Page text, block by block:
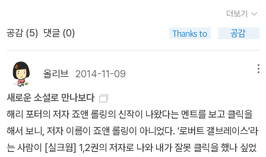
에 대하여서 초연한 것으로 보이기를 원하고 있지만 실질적으로는 그
러한 것에 좌우가 되어지는 인생의 모습만을 보여줍니다.
스트라이
크와 로빈의 콤비에 등장을 하는 주변의 인물들도 룰라의 지인들과
비슷하게 자신이 처한 상황에서 가장 높은 수준에 있는 사람을 원하
고 있는 속물적인 모습이나 아니면 자신과는 상당한 차이를 가지고
있지만 특이하다는 관점을 보여주기 위하여서 찾아가는 인물들이 배
치가 되어서 두명의 인생에 도움이 아닌 부담을 가중을 하는 관계를
보여주고 있는데 차후 시리즈가 등장을 한다면 로빈의 약혼자로 이름
을 올리고 있는 인물은 사라지고 콤비가 새롭게 연인의 모습으로 등
하는게 운동 효과인지 그냥 배가 아픈것인지는 모르겠지만 아무튼 다
리는 조금 땡기듯하다. 평소 천천히 걷는 내 걸음을 버리고 오늘은 의
식적으로 빨리 걷기를 했으니 느낌상 무리했다는 것일뿐 그리 달라진
것은 없을 것이다. 처음 읽을 때, 해리포터만큼 재밌지는 않다...라
는 느낌이었는데 지금은 왠지 해리포터를 다시 읽어보고 싶은 느낌이
들게끔하고 있다. 스트라이크 시리즈가 계속 된다면 역시 끝까지 읽
고 싶어지겠지?
더보기
공감 (5) 댓글 (0)
올리브 2014-11-09
새로운 소설로 만나보다
해리 포터의 저자 죠앤 롤링의 신작이 나왔다는 멘트를 보고 클릭을
해서 보니, 저자 이름이 죠앤 롤링이 아니었다. '로버트 갤브레이스'라
는 사람이 [실크웜] 1,2권의 저자로 나와 내가 잘못 클릭을 했나 싶었